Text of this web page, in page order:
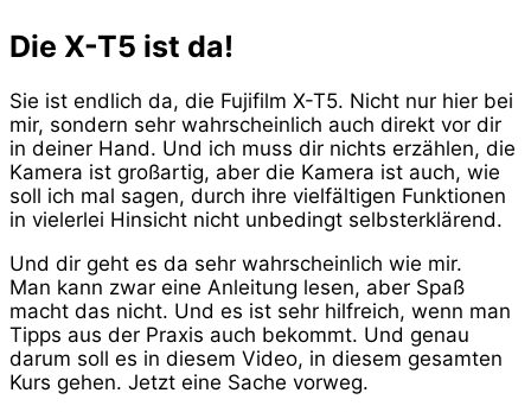
Die X-T5 ist da!
Sie ist endlich da, die Fujifilm X-T5. Nicht nur hier bei
mir, sondern sehr wahrscheinlich auch direkt vor dir
in deiner Hand. Und ich muss dir nichts erzählen, die
Kamera ist großartig, aber die Kamera ist auch, wie
soll ich mal sagen, durch ihre vielfältigen Funktionen
in vielerlei Hinsicht nicht unbedingt selbsterklärend.
Und dir geht es da sehr wahrscheinlich wie mir.
Man kann zwar eine Anleitung lesen, aber Spaß
macht das nicht. Und es ist sehr hilfreich, wenn man
Tipps aus der Praxis auch bekommt. Und genau
darum soll es in diesem Video, in diesem gesamten
Kurs gehen. Jetzt eine Sache vorweg.